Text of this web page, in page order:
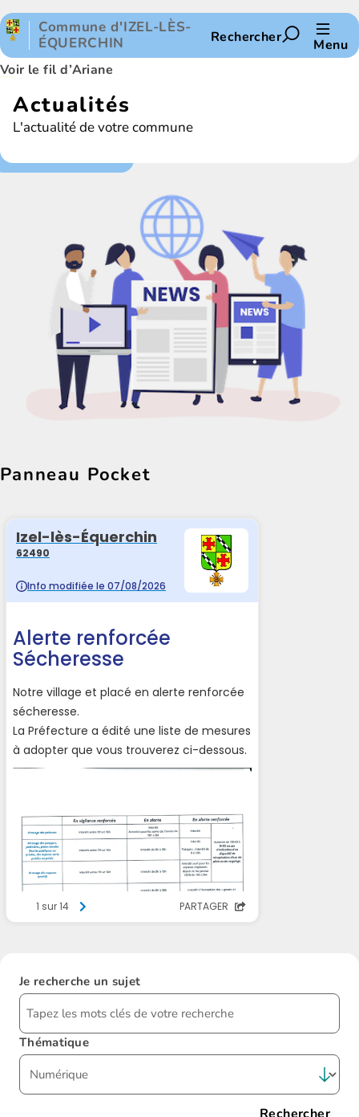
Panneau de gestion des cookies
Commune d'IZEL-LÈS-
ÉQUERCHIN
Rechercher
Menu
Voir le fil d’Ariane
Actualités
L'actualité de votre commune
Panneau Pocket
Je recherche un sujet
Thématique